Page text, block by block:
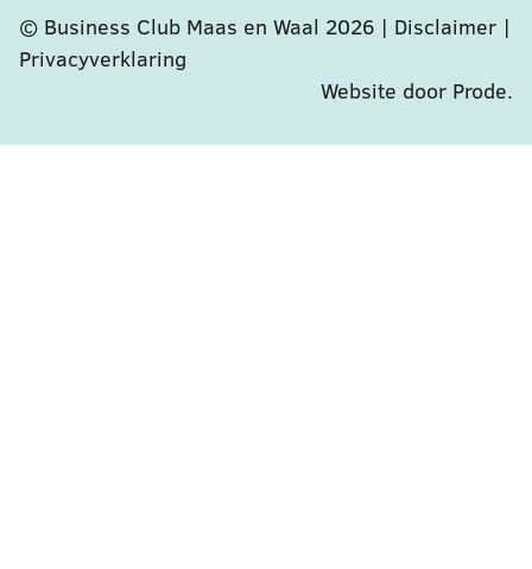
© Business Club Maas en Waal 2026 | Disclaimer |
Privacyverklaring
Website door Prode.